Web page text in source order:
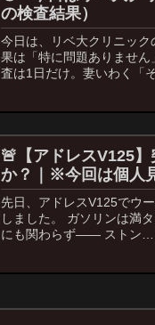
の検査結果）
今日は、リベ大クリニッ
果は「特に問題ありませ
査は1日だけ。妻いわく「
🚨【アドレスV125
か？｜※今回は個人
先日、アドレスV125でウ
しました。 ガソリンは満
にも関わらず―― ストン…